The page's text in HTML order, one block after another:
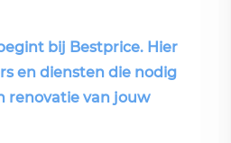
bij Bestprice. Hier
en diensten die nodig
renovatie van jouw